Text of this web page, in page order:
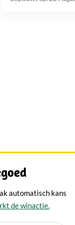
automatisch kans
de winactie.